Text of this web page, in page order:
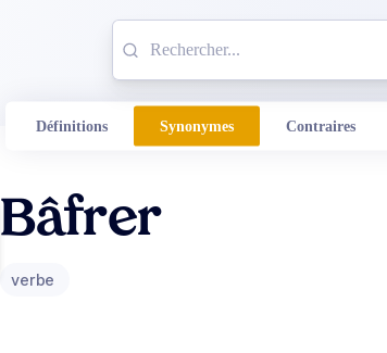
Définitions Synonymes Contraires
Bâfrer
verbe